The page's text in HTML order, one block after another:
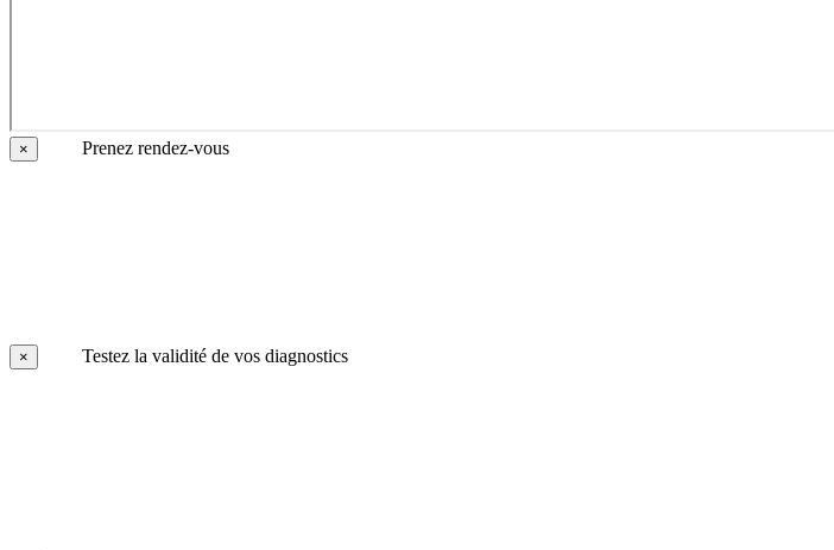
× Prenez rendez-vous
× Testez la validité de vos diagnostics